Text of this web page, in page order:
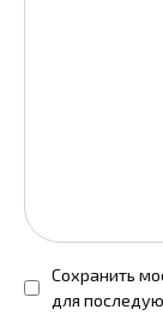
Сохранить
для